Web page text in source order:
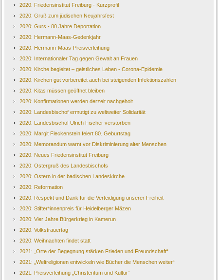
2020: Friedensinstitut Freiburg - Kurzprofil
2020: Gruß zum jüdischen Neujahrsfest
2020: Gurs - 80 Jahre Deportation
2020: Hermann-Maas-Gedenkjahr
2020: Hermann-Maas-Preisverleihung
2020: Internationaler Tag gegen Gewalt an Frauen
2020: Kirche begleitet – geistliches Leben - Corona-Epidemie
2020: Kirchen gut vorbereitet auch bei steigenden Infektionszahlen
2020: Kitas müssen geöffnet bleiben
2020: Konfirmationen werden derzeit nachgeholt
2020: Landesbischof ermutigt zu weltweiter Solidarität
2020: Landesbischof Ulrich Fischer verstorben
2020: Margit Fleckenstein feiert 80. Geburtstag
2020: Memorandum warnt vor Diskriminierung alter Menschen
2020: Neues Friedensinstitut Freiburg
2020: Ostergruß des Landesbischofs
2020: Ostern in der badischen Landeskirche
2020: Reformation
2020: Respekt und Dank für die Verteidigung unserer Freiheit
2020: Stifter*innenpreis für Heidelberger Mäzen
2020: Vier Jahre Bürgerkrieg in Kamerun
2020: Volkstrauertag
2020: Weihnachten findet statt
2021: „Orte der Begegnung stärken Frieden und Freundschaft“
2021: „Weltreligionen entwickeln wie Bücher die Menschen weiter“
2021: Preisverleihung „Christentum und Kultur“